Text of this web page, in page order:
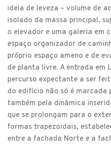
ideia de leveza – volume de
isolado da massa principal,
o elevador e uma galeria em
espaço organizador de
próprio espaço ameno e de
de planta livre. A entrada em
percurso expectante a ser
do edifício não só é marcada
também pela dinâmica
que se prolongam para o
formas trapezoidais,
entre a fachada Norte e a